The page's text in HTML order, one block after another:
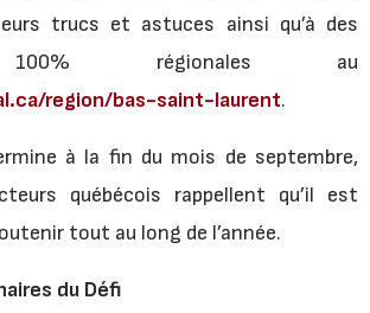
trucs et astuces ainsi qu’à des
régionales au
region/bas-saint-laurent.
à la fin du mois de septembre,
québécois rappellent qu’il est
tout au long de l’année.
du Défi